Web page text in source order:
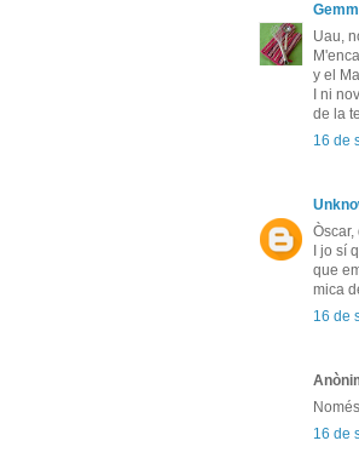
Uau,
y el
I ni
de la
16 de
I jo sí
que
mica
16 de
16 de